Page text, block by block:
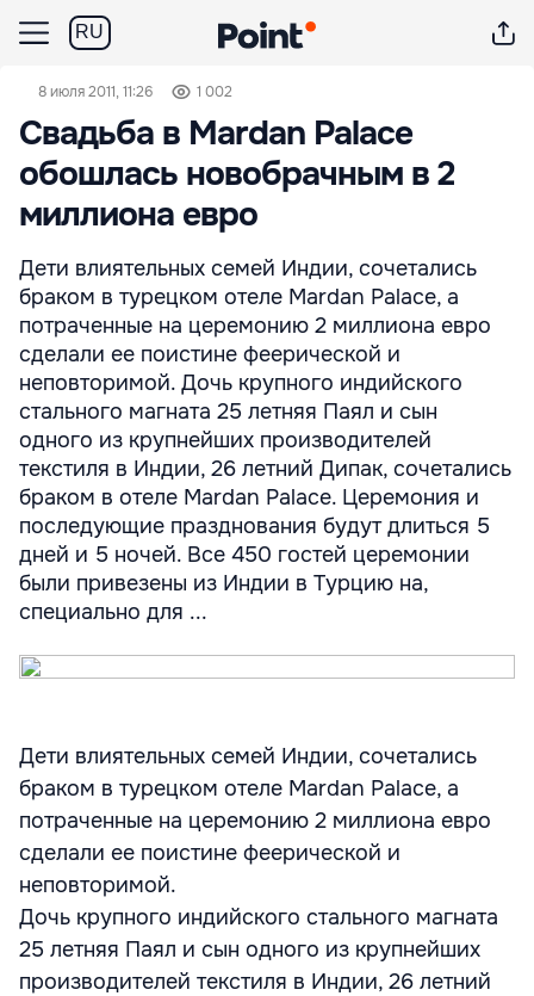
RU
8 июля 2011, 11:26 1 002
Свадьба в Mardan Palace
обошлась новобрачным в 2
миллиона евро
Дети влиятельных семей Индии, сочетались
браком в турецком отеле Mardan Palace, а
потраченные на церемонию 2 миллиона евро
сделали ее поистине феерической и
неповторимой. Дочь крупного индийского
стального магната 25 летняя Паял и сын
одного из крупнейших производителей
текстиля в Индии, 26 летний Дипак, сочетались
браком в отеле Mardan Palace. Церемония и
последующие празднования будут длиться 5
дней и 5 ночей. Все 450 гостей церемонии
были привезены из Индии в Турцию на,
специально для ...
Дети влиятельных семей Индии, сочетались
браком в турецком отеле Mardan Palace, а
потраченные на церемонию 2 миллиона евро
сделали ее поистине феерической и
неповторимой.
Дочь крупного индийского стального магната
25 летняя Паял и сын одного из крупнейших
производителей текстиля в Индии, 26 летний